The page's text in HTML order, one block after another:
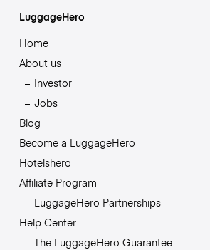
LuggageHero
Home
About us
Investor
Jobs
Blog
Become a LuggageHero
Hotelshero
Affiliate Program
LuggageHero Partnerships
Help Center
The LuggageHero Guarantee